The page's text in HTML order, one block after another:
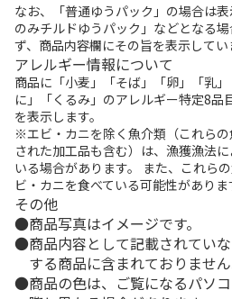
なお、「普通ゆうパック」の場合は
のみチルドゆうパック」などとなる
ず、商品内容欄にその旨を表示してい
アレルギー情報について
商品に「小麦」「そば」「卵」「乳
に」「くるみ」のアレルギー特定8品
を表示します。
※エビ・カニを除く魚介類（これら
された加工品も含む）は、漁獲漁法
いる場合があります。 また、これら
ビ・カニを食べている可能性がありま
その他
商品写真はイメージです。
商品内容として記載されてい
する商品に含まれておりません
商品の色は、ご覧になるパソ